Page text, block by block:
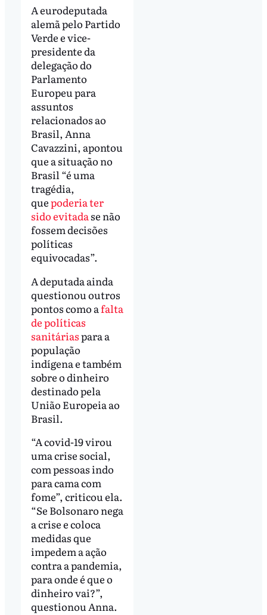
A eurodeputada
alemã pelo Partido
Verde e vice-
presidente da
delegação do
Parlamento
Europeu para
assuntos
relacionados ao
Brasil, Anna
Cavazzini, apontou
que a situação no
Brasil “é uma
tragédia,
quepoderia ter
sido evitada se não
fossem decisões
políticas
equivocadas”.
A deputada ainda
questionou outros
pontos como a falta
de políticas
sanitáriaspara a
população
indígena e também
sobre o dinheiro
destinado pela
União Europeia ao
Brasil.
“A covid-19 virou
uma crise social,
com pessoas indo
para cama com
fome”, criticou ela.
“Se Bolsonaro nega
a crise e coloca
medidas que
impedem a ação
contra a pandemia,
para onde é que o
dinheiro vai?”,
questionou Anna.